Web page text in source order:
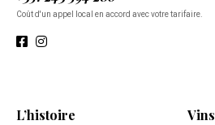
Coût d'un appel local en accord avec votre tarifaire.
L’histoire Vins